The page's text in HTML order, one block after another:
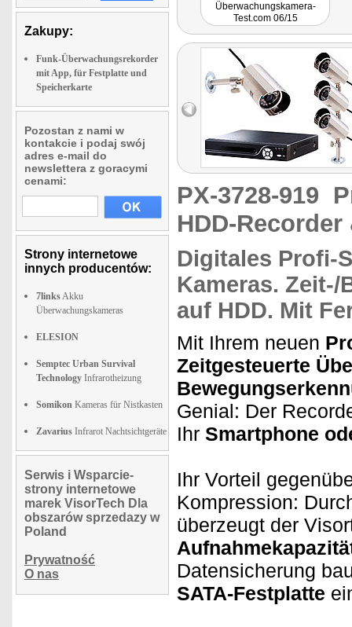
Zakupy:
Funk-Überwachungsrekorder
mit App, für Festplatte und
Speicherkarte
Pozostan z nami w
kontakcie i podaj swój
adres e-mail do
newslettera z goracymi
cenami:
Strony internetowe
innych producentów:
7linksAkku
Überwachungskameras
ELESION
Semptec Urban Survival
Technology Infrarotheizung
Somikon Kameras für Nistkasten
Zavarius Infrarot Nachtsichtgeräte
Serwis i Wsparcie-
strony internetowe
marek VisorTech Dla
obszarów sprzedazy w
Poland
Prywatność
O nas
..."
Überwachungskamera-
Test.com 06/15
PX-3728-919
HDD-
Digitales Profi-
Kameras. Zeit-/
auf HDD. Mit
Mit Ihrem neuen
Zeitgesteuerte
Genial: Der
Ihr Smartphone
Ihr Vorteil
Kompression:
überzeugt der
Datensicherung
SATA-Festplatte